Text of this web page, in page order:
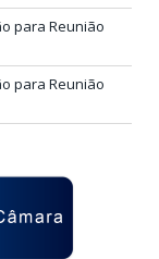
para Reunião
para Reunião